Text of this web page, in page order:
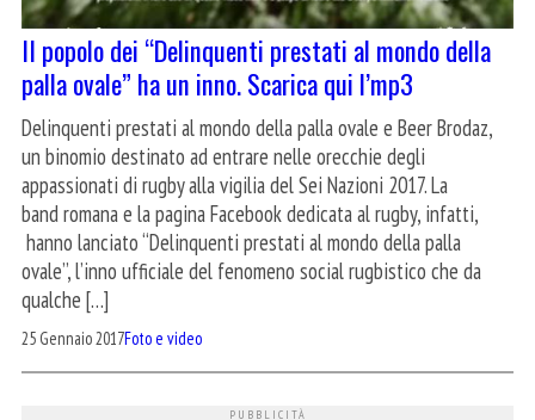
II popolo dei “Delinquenti prestati al mondo della
palla ovale” ha un inno. Scarica qui l’mp3
Delinquenti prestati al mondo della palla ovale e Beer Brodaz,
un binomio destinato ad entrare nelle orecchie degli
appassionati di rugby alla vigilia del Sei Nazioni 2017. La
band romana e la pagina Facebook dedicata al rugby, infatti,
hanno lanciato “Delinquenti prestati al mondo della palla
ovale”, l’inno ufficiale del fenomeno social rugbistico che da
qualche […]
25 Gennaio 2017Foto e video